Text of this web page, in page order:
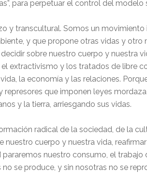
para perpetuar el control del
y transcultural. Somos un
y que propone otras vidas y
sobre nuestro cuerpo y nuestra
extractivismo y los tratados de libre
la economía y las relaciones.
que imponen leyes
y la tierra, arriesgando sus vidas.
radical de la sociedad, de la
nuestro cuerpo y nuestra vida,
pararemos nuestro consumo, el
se produce, y sin nosotras no se